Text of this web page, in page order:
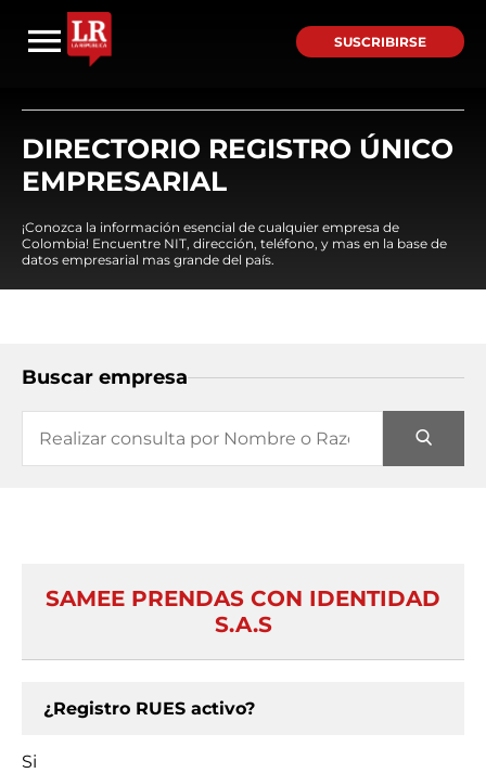
SUSCRIBIRSE
DIRECTORIO REGISTRO ÚNICO
EMPRESARIAL
¡Conozca la información esencial de cualquier empresa de
Colombia! Encuentre NIT, dirección, teléfono, y mas en la base de
datos empresarial mas grande del país.
Buscar empresa
SAMEE PRENDAS CON IDENTIDAD
S.A.S
¿Registro RUES activo?
Si